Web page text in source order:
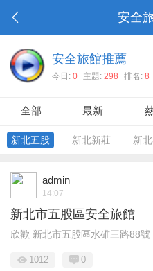
安全
安全旅館推薦
今日: 0 主題: 298 排名: 8
全部 最新
新北五股 新北新莊 新
admin
14:07
新北市五股區安全旅館
欣歡 新北市五股區水碓三路88
1012 0